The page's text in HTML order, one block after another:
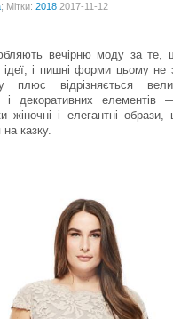
; Мітки: 2018 2017-11-12
вечірню моду за
ідеї, і пишні форми цьому
плюс відрізняється
і декоративних
жіночні і елегантні
казку.